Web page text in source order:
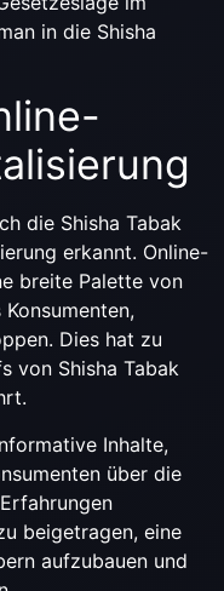
in die Shisha
die Shisha Tabak
erkannt. Online-
breite Palette von
Dies hat zu
von Shisha Tabak
Inhalte,
über die
beigetragen, eine
aufzubauen und